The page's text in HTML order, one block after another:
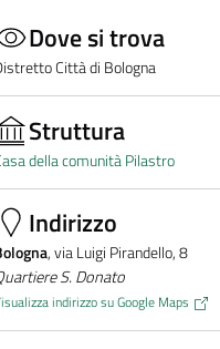
Dove si trova
Città di Bologna
Struttura
della comunità Pilastro
Indirizzo
, via Luigi Pirandello, 8
S. Donato
indirizzo su Google Maps